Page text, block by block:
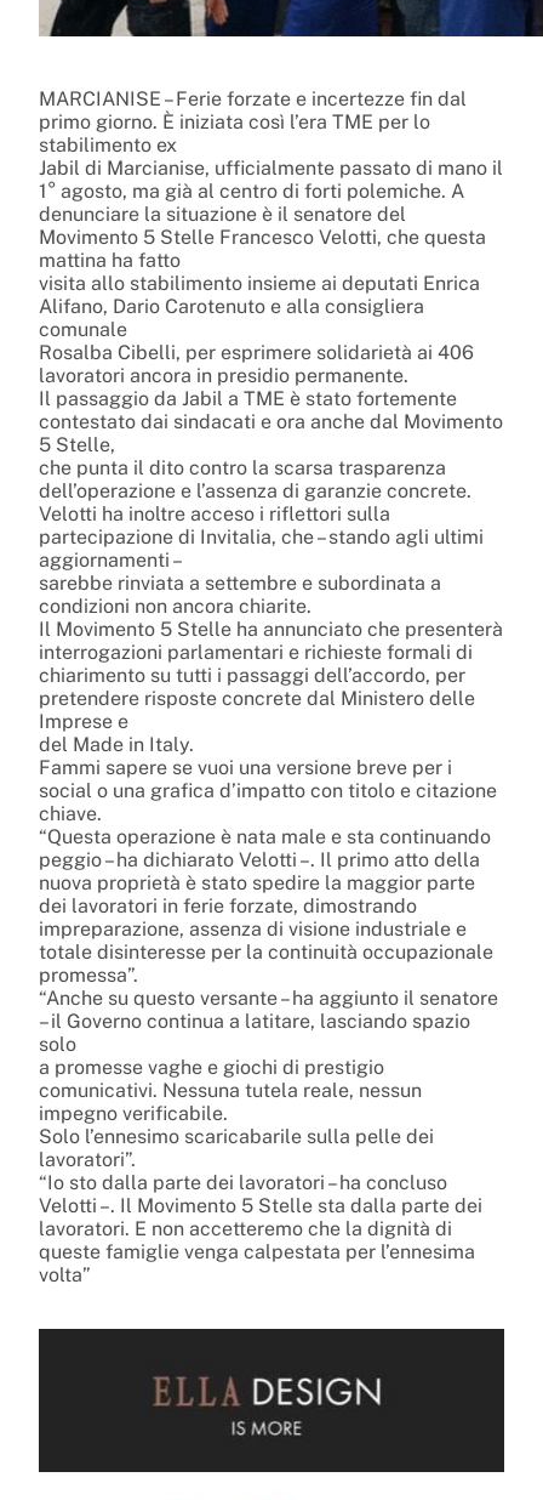
MARCIANISE – Ferie forzate e incertezze fin dal
primo giorno. È iniziata così l’era TME per lo
stabilimento ex
Jabil di Marcianise, ufficialmente passato di mano il
1° agosto, ma già al centro di forti polemiche. A
denunciare la situazione è il senatore del
Movimento 5 Stelle Francesco Velotti, che questa
mattina ha fatto
visita allo stabilimento insieme ai deputati Enrica
Alifano, Dario Carotenuto e alla consigliera
comunale
Rosalba Cibelli, per esprimere solidarietà ai 406
lavoratori ancora in presidio permanente.
Il passaggio da Jabil a TME è stato fortemente
contestato dai sindacati e ora anche dal Movimento
5 Stelle,
che punta il dito contro la scarsa trasparenza
dell’operazione e l’assenza di garanzie concrete.
Velotti ha inoltre acceso i riflettori sulla
partecipazione di Invitalia, che – stando agli ultimi
aggiornamenti –
sarebbe rinviata a settembre e subordinata a
condizioni non ancora chiarite.
Il Movimento 5 Stelle ha annunciato che presenterà
interrogazioni parlamentari e richieste formali di
chiarimento su tutti i passaggi dell’accordo, per
pretendere risposte concrete dal Ministero delle
Imprese e
del Made in Italy.
Fammi sapere se vuoi una versione breve per i
social o una grafica d’impatto con titolo e citazione
chiave.
“Questa operazione è nata male e sta continuando
peggio – ha dichiarato Velotti –. Il primo atto della
nuova proprietà è stato spedire la maggior parte
dei lavoratori in ferie forzate, dimostrando
impreparazione, assenza di visione industriale e
totale disinteresse per la continuità occupazionale
promessa”.
“Anche su questo versante – ha aggiunto il senatore
– il Governo continua a latitare, lasciando spazio
solo
a promesse vaghe e giochi di prestigio
comunicativi. Nessuna tutela reale, nessun
impegno verificabile.
Solo l’ennesimo scaricabarile sulla pelle dei
lavoratori”.
“Io sto dalla parte dei lavoratori – ha concluso
Velotti –. Il Movimento 5 Stelle sta dalla parte dei
lavoratori. E non accetteremo che la dignità di
queste famiglie venga calpestata per l’ennesima
volta”